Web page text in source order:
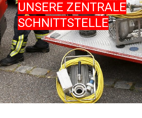
UNSERE ZENTRALE
SCHNITTSTELLE